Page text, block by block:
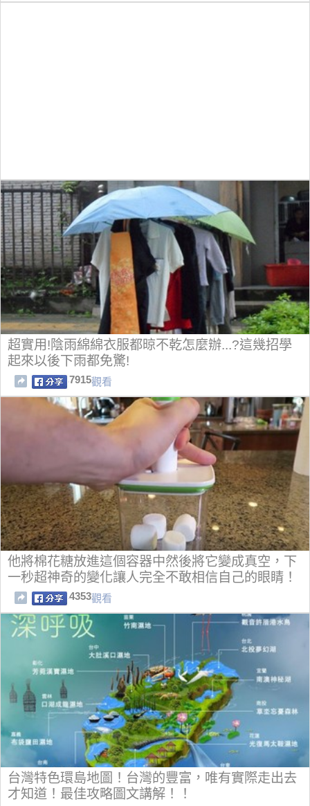
超實用!陰雨綿綿衣服都晾不乾怎麼辦...?這幾招學
起來以後下雨都免驚!
7915觀看
他將棉花糖放進這個容器中然後將它變成真空，下
一秒超神奇的變化讓人完全不敢相信自己的眼睛！
4353觀看
台灣特色環島地圖！台灣的豐富，唯有實際走出去
才知道！最佳攻略圖文講解！！